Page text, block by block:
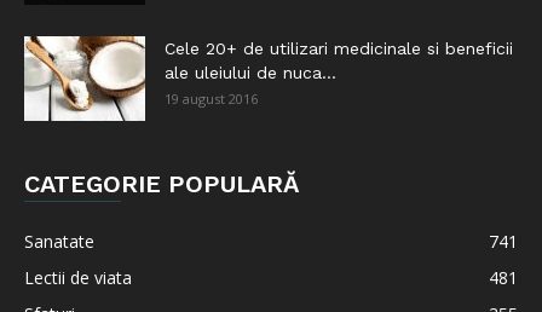
Cele 20+ de utilizari medicinale si beneficii
ale uleiului de nuca...
19 august 2016
CATEGORIE POPULARĂ
Sanatate
741
Lectii de viata
481